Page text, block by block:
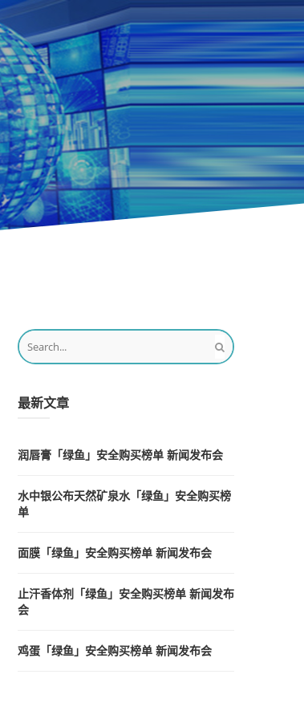
最新文章
润唇膏「绿鱼」安全购买榜单 新闻发布会
水中银公布天然矿泉水「绿鱼」安全购买榜
单
面膜「绿鱼」安全购买榜单 新闻发布会
止汗香体剂「绿鱼」安全购买榜单 新闻发布
会
鸡蛋「绿鱼」安全购买榜单 新闻发布会